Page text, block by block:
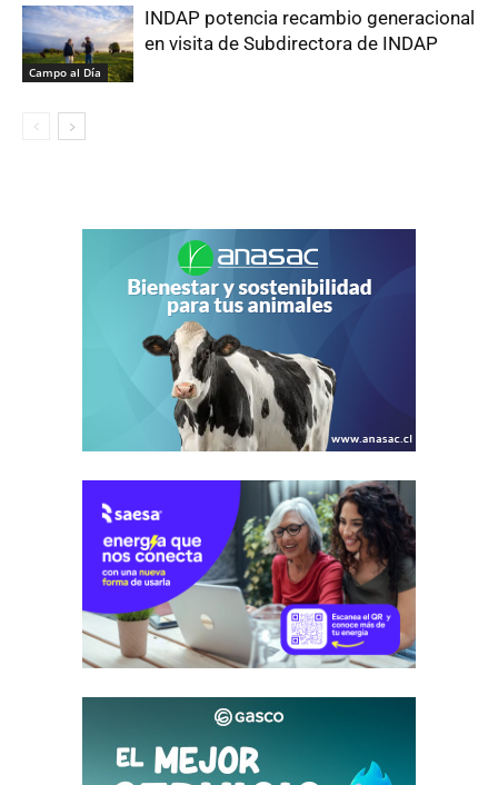
Campo al Día
INDAP potencia recambio generacional
en visita de Subdirectora de INDAP